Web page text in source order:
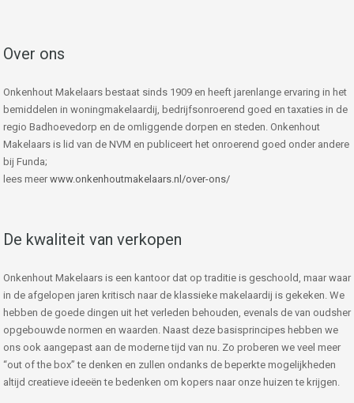
Over ons
Onkenhout Makelaars bestaat sinds 1909 en heeft jarenlange ervaring in het
bemiddelen in woningmakelaardij, bedrijfsonroerend goed en taxaties in de
regio Badhoevedorp en de omliggende dorpen en steden. Onkenhout
Makelaars is lid van de NVM en publiceert het onroerend goed onder andere
bij Funda;
lees meer www.onkenhoutmakelaars.nl/over-ons/
De kwaliteit van verkopen
Onkenhout Makelaars is een kantoor dat op traditie is geschoold, maar waar
in de afgelopen jaren kritisch naar de klassieke makelaardij is gekeken. We
hebben de goede dingen uit het verleden behouden, evenals de van oudsher
opgebouwde normen en waarden. Naast deze basisprincipes hebben we
ons ook aangepast aan de moderne tijd van nu. Zo proberen we veel meer
“out of the box” te denken en zullen ondanks de beperkte mogelijkheden
altijd creatieve ideeën te bedenken om kopers naar onze huizen te krijgen.